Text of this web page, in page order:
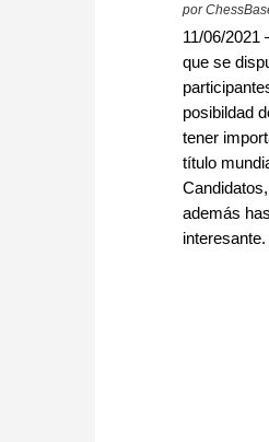
por
11/06/2021
que se
posibildad
tener
título
además